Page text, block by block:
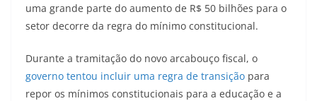
uma grande parte do aumento de R$ 50 bilhões para o
setor decorre da regra do mínimo constitucional.
Durante a tramitação do novo arcabouço fiscal, o
governo tentou incluir uma regra de transição para
repor os mínimos constitucionais para a educação e a